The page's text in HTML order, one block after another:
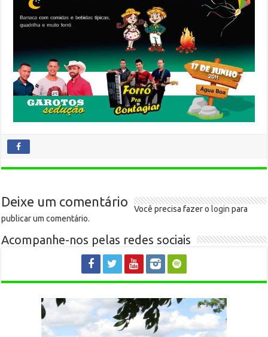
Deixe um comentário Você precisa fazer o login para
publicar um comentário.
Acompanhe-nos pelas redes sociais